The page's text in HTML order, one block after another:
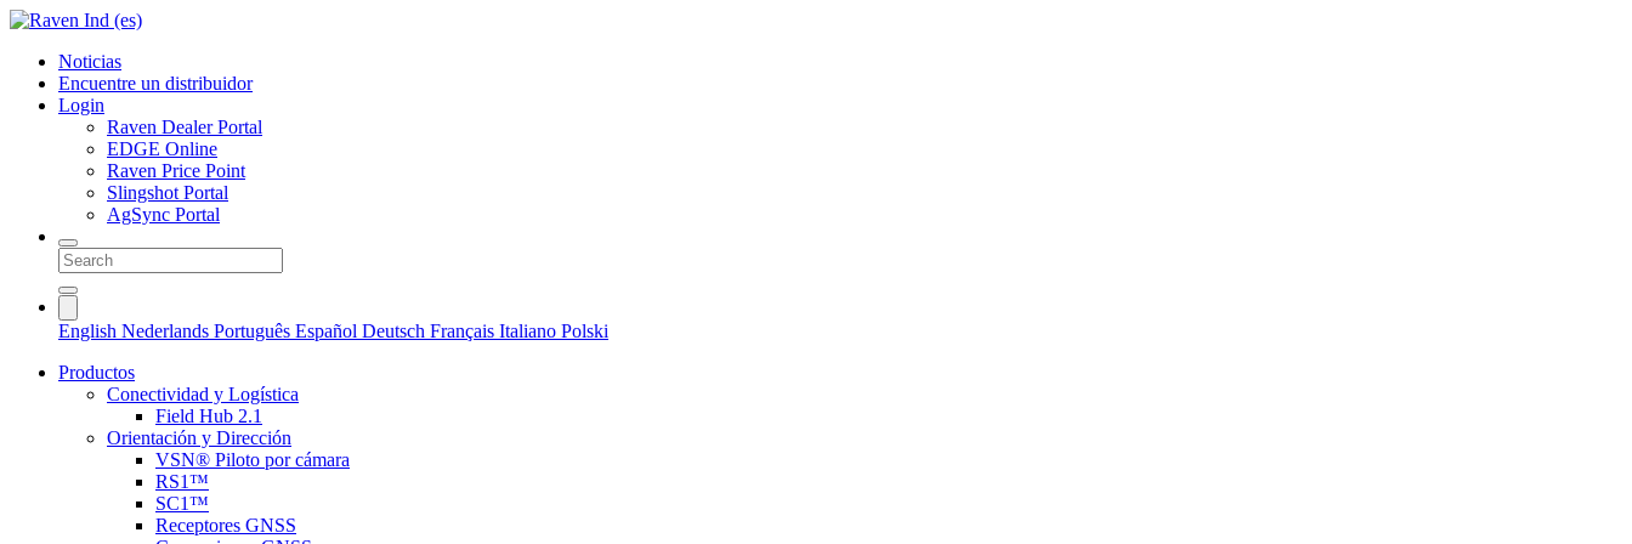
Noticias
Encuentre un distribuidor
Login
Raven Dealer Portal
EDGE Online
Raven Price Point
Slingshot Portal
AgSync Portal
English Nederlands Português Español Deutsch Français Italiano Polski
Productos
Conectividad y Logística
Field Hub 2.1
Orientación y Dirección
VSN® Piloto por cámara
RS1™
SC1™
Receptores GNSS